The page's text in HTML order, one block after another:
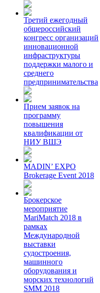
Третий ежегодный
общероссийский
конгресс организаций
инновационной
инфраструктуры
поддержки малого и
среднего
предпринимательства
Прием заявок на
программу
повышения
квалификации от
НИУ ВШЭ
MADIN’ EXPO
Brokerage Event 2018
Брокерское
мероприятие
MariMatch 2018 в
рамках
Международной
выставки
судостроения,
машинного
оборудования и
морских технологий
SMM 2018